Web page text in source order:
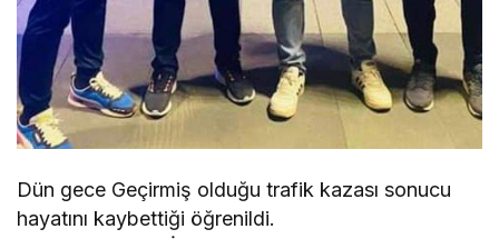
Dün gece Geçirmiş olduğu trafik kazası sonucu
hayatını kaybettiği öğrenildi.